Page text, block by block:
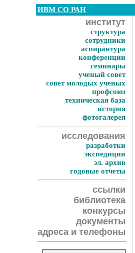
ИВМ СО РАН
институт
структура
сотрудники
аспирантура
конференции
семинары
ученый совет
совет молодых ученых
профсоюз
техническая база
история
фотогалерея
исследования
разработки
экспедиции
эл. архив
годовые отчеты
ссылки
библиотека
конкурсы
документы
адреса и телефоны